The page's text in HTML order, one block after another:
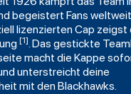
begeistert Fans
lizenzierten Cap zeigst
[1]. Das gestickte
macht die Kappe
unterstreicht deine
mit den Blackhawks.